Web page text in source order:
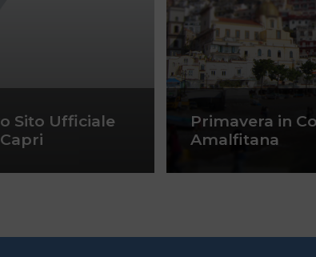
Sito Ufficiale
Primavera in
Amalfitana